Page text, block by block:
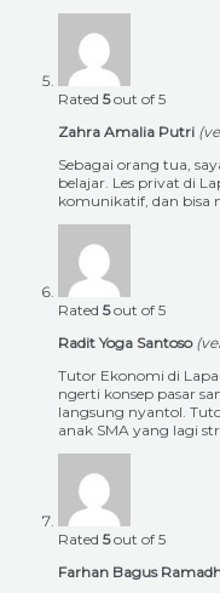
Rated 5out of 5
Zahra Amalia Putri
Sebagai orang tua,
belajar. Les privat di
komunikatif, dan bisa
Rated 5out of 5
Radit Yoga Santoso
Tutor Ekonomi di
ngerti konsep pasar
langsung nyantol.
anak SMA yang lagi
Rated 5out of 5
Farhan Bagus